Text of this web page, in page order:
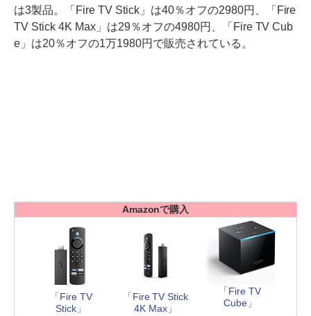
は3製品。「Fire TV Stick」は40％オフの2980円、「Fire
TV Stick 4K Max」は29％オフの4980円、「Fire TV Cub
e」は20％オフの1万1980円で販売されている。
Amazonで購入
「Fire TV
Stick」
「Fire TV Stick
4K Max」
「Fire TV
Cube」